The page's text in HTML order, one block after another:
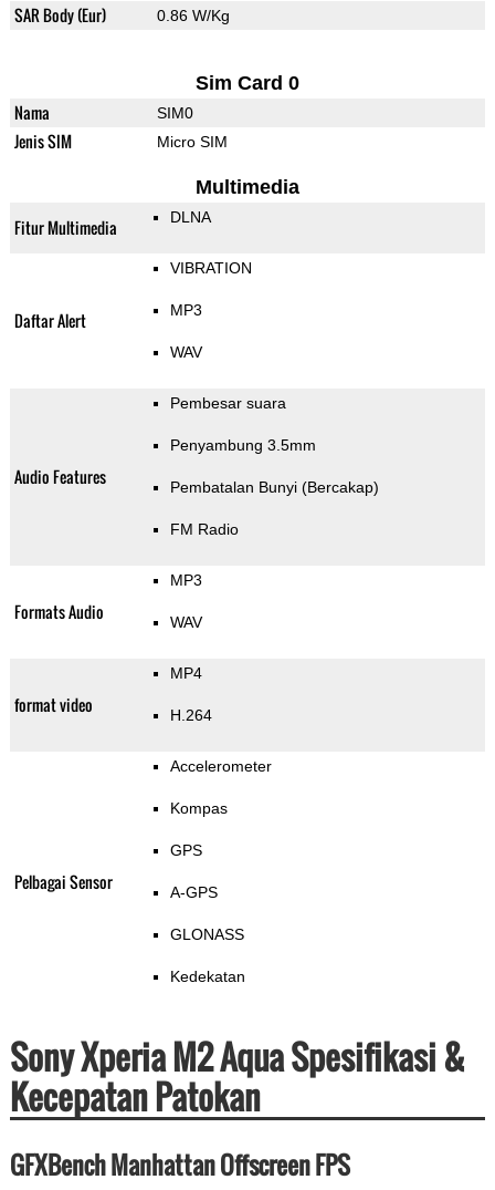
SAR Body (Eur) 0.86 W/Kg
Sim Card 0
Nama SIM0
Jenis SIM Micro SIM
Multimedia
Fitur Multimedia DLNA
Daftar Alert
VIBRATION
MP3
WAV
Audio Features
Pembesar suara
Penyambung 3.5mm
Pembatalan Bunyi (Bercakap)
FM Radio
Formats Audio
MP3
WAV
format video
MP4
H.264
Pelbagai Sensor
Accelerometer
Kompas
GPS
A-GPS
GLONASS
Kedekatan
Sony Xperia M2 Aqua Spesifikasi &
Kecepatan Patokan
GFXBench Manhattan Offscreen FPS